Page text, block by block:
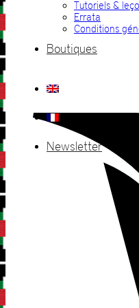
Tutoriels &
Errata
Conditions
Boutiques
Newsletter